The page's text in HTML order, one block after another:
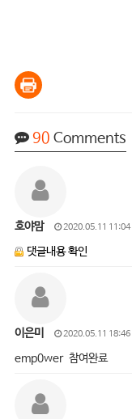
90 Comments
호야맘 2020.05.11 11:04
댓글내용 확인
이은미 2020.05.11 18:46
emp0wer 참여완료